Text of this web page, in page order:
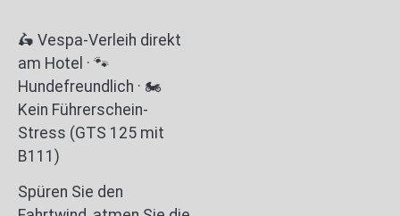
🛵 Vespa-Verleih direkt
am Hotel · 🐾
Hundefreundlich · 🏍️
Kein Führerschein-
Stress (GTS 125 mit
B111)
Spüren Sie den